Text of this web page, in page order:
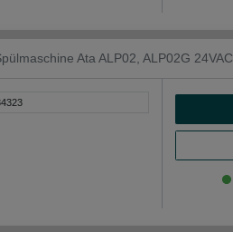
Ata ALP02, ALP02G 24VAC